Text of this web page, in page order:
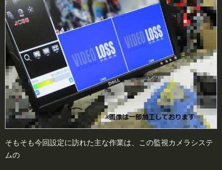
そもそも今回設定に訪れた主な作業は、この監視カメラシステ
ムの